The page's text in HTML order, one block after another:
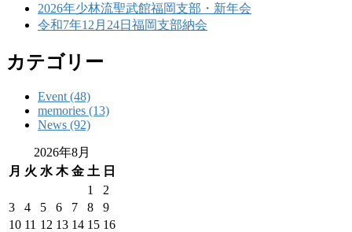
2026年少林流聖武館福岡支部・新年会
令和7年12月24日福岡支部納会
カテゴリー
Event (48)
memories (13)
News (92)
2026年8月
月 火 水 木 金 土 日
1
2
3
4 5 6 7 8
9
10 11 12 13 14 15 16